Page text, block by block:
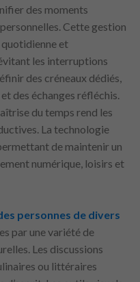
des moments
Cette gestion
et
les interruptions
des créneaux dédiés,
des échanges réfléchis.
du temps rend les
La technologie
de maintenir un
numérique, loisirs et
personnes de divers
par une variété de
Les discussions
ou littéraires